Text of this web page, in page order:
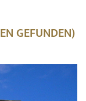
GEFUNDEN)